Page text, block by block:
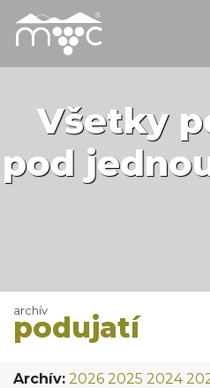
Všetky
pod
archív
podujatí
Archív: 2026 2025 2024